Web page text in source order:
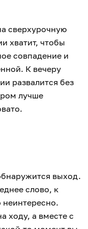
сверхурочную
хватит, чтобы
совпадение и
К вечеру
развалится без
лучше
выход.
слово, к
неинтересно.
ходу, а вместе с